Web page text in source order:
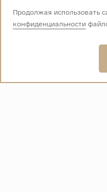
E-mail:
Продолжая использовать
конфиденциальности